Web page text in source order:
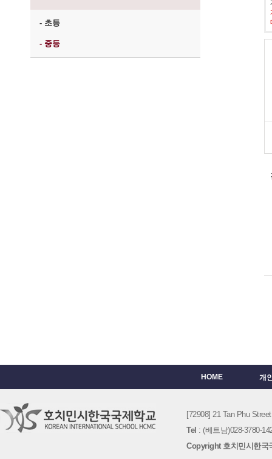
- 초등
- 중등
HOME 개
[72908] 21 Tan Phu
Tel : (베트남)028-3780-
Copyright 호치민시한국